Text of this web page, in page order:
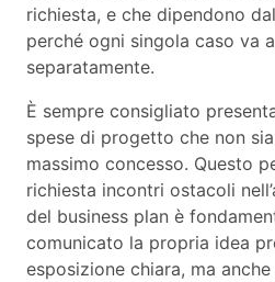
richiesta, e che dipendono
perché ogni singola caso va
separatamente.
È sempre consigliato
spese di progetto che non
massimo concesso. Questo
richiesta incontri ostacoli
del business plan è
comunicato la propria idea
esposizione chiara, ma